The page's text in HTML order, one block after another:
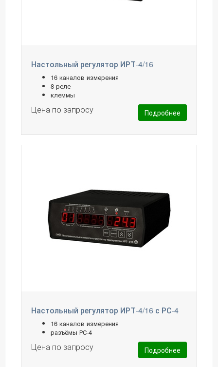
Настольный регулятор ИРТ-4/16
16 каналов измерения
8 реле
клеммы
Цена по запросу Подробнее
Настольный регулятор ИРТ-4/16 с РС-4
16 каналов измерения
разъёмы РС-4
Цена по запросу Подробнее